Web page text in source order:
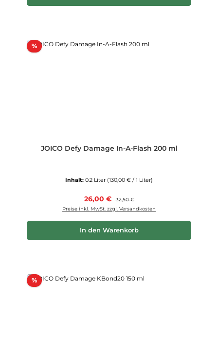
%Rabatt
JOICO Defy Damage In-A-Flash 200 ml
Inhalt: 0.2 Liter (130,00 € / 1 Liter)
Verkaufspreis:
26,00 € Regulärer Preis:
32,50 €
Preise inkl. MwSt. zzgl. Versandkosten
In den Warenkorb
%Rabatt